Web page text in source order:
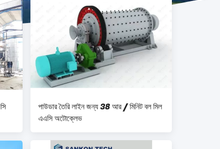
পাউডার তৈরি লাইন জন্য 38 আর / মিনিট বল মিল
এএসি অটোক্লেভ